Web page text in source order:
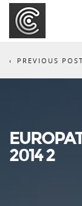
PREVIOUS POST
2014 2